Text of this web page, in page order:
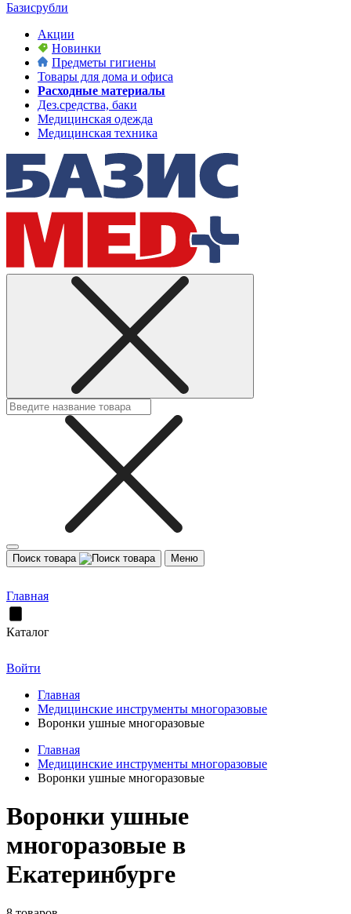
Базисрубли
Акции
Новинки
Предметы гигиены
Товары для дома и офиса
Расходные материалы
Дез.средства, баки
Медицинская одежда
Медицинская техника
Поиск товара Меню
Главная
Каталог
Войти
Главная
Медицинские инструменты многоразовые
Воронки ушные многоразовые
Главная
Медицинские инструменты многоразовые
Воронки ушные многоразовые
Воронки ушные
многоразовые в
Екатеринбурге